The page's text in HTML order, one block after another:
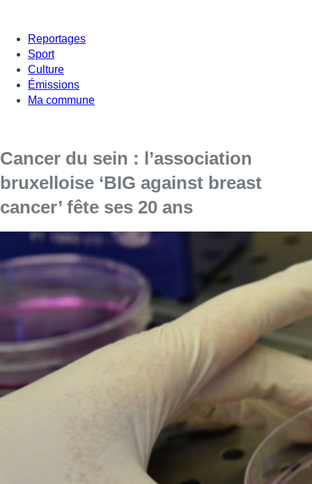
Reportages
Sport
Culture
Émissions
Ma commune
Cancer du sein : l’association
bruxelloise ‘BIG against breast
cancer’ fête ses 20 ans